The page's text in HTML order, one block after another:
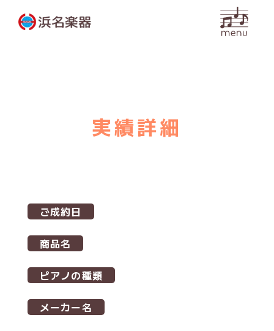
実績詳細
ご成約日
商品名
ピアノの種類
メーカー名